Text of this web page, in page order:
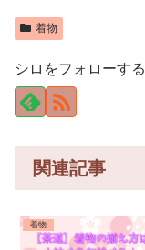
着物
シロをフォローする
関連記事
着物